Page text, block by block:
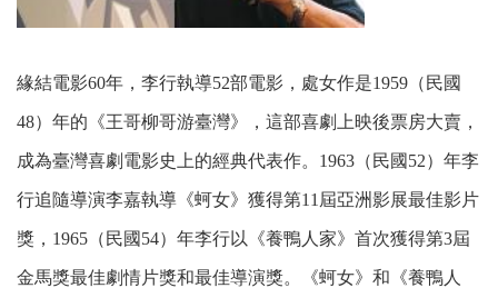
緣結電影60年，李行執導52部電影，處女作是1959（民國
48）年的《王哥柳哥游臺灣》，這部喜劇上映後票房大賣，
成為臺灣喜劇電影史上的經典代表作。1963（民國52）年李
行追隨導演李嘉執導《蚵女》獲得第11屆亞洲影展最佳影片
獎，1965（民國54）年李行以《養鴨人家》首次獲得第3屆
金馬獎最佳劇情片獎和最佳導演獎。《蚵女》和《養鴨人